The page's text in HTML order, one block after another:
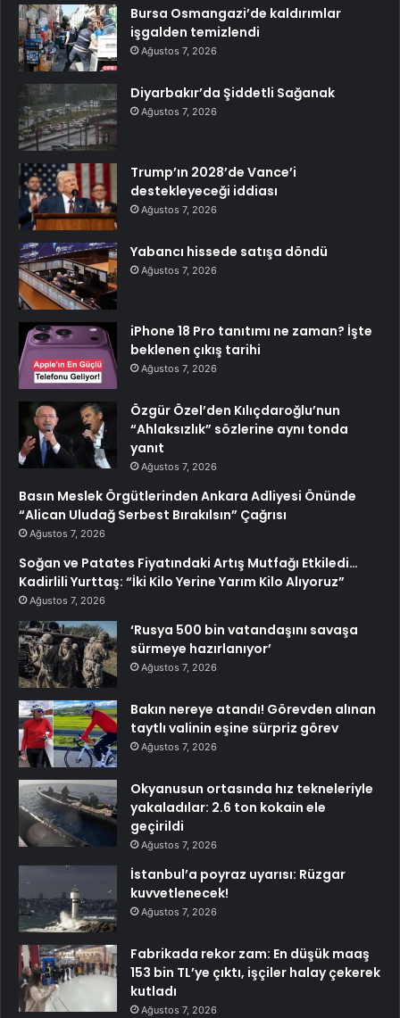
Bursa Osmangazi’de kaldırımlar
işgalden temizlendi
Ağustos 7, 2026
Diyarbakır’da Şiddetli Sağanak
Ağustos 7, 2026
Trump’ın 2028’de Vance’i
destekleyeceği iddiası
Ağustos 7, 2026
Yabancı hissede satışa döndü
Ağustos 7, 2026
iPhone 18 Pro tanıtımı ne zaman? İşte
beklenen çıkış tarihi
Ağustos 7, 2026
Özgür Özel’den Kılıçdaroğlu’nun
“Ahlaksızlık” sözlerine aynı tonda
yanıt
Ağustos 7, 2026
Basın Meslek Örgütlerinden Ankara Adliyesi Önünde
“Alican Uludağ Serbest Bırakılsın” Çağrısı
Ağustos 7, 2026
Soğan ve Patates Fiyatındaki Artış Mutfağı Etkiledi…
Kadirlili Yurttaş: “İki Kilo Yerine Yarım Kilo Alıyoruz”
Ağustos 7, 2026
‘Rusya 500 bin vatandaşını savaşa
sürmeye hazırlanıyor’
Ağustos 7, 2026
Bakın nereye atandı! Görevden alınan
taytlı valinin eşine sürpriz görev
Ağustos 7, 2026
Okyanusun ortasında hız tekneleriyle
yakaladılar: 2.6 ton kokain ele
geçirildi
Ağustos 7, 2026
İstanbul’a poyraz uyarısı: Rüzgar
kuvvetlenecek!
Ağustos 7, 2026
Fabrikada rekor zam: En düşük maaş
153 bin TL’ye çıktı, işçiler halay çekerek
kutladı
Ağustos 7, 2026